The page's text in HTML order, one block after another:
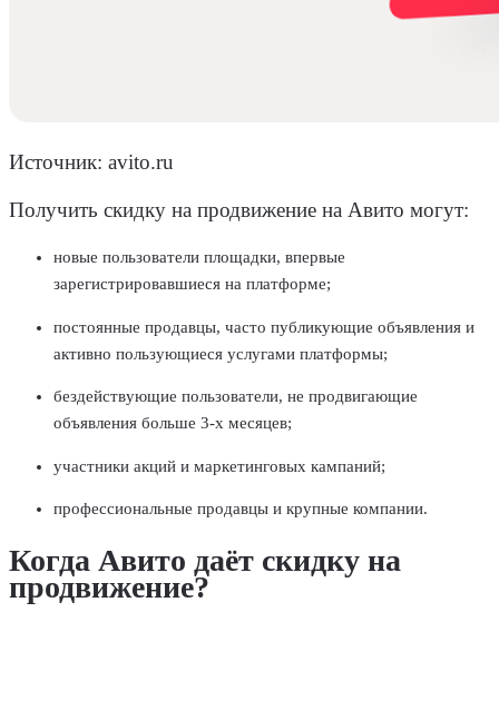
Источник: avito.ru
Получить скидку на продвижение на Авито могут:
новые пользователи площадки, впервые
зарегистрировавшиеся на платформе;
постоянные продавцы, часто публикующие объявления и
активно пользующиеся услугами платформы;
бездействующие пользователи, не продвигающие
объявления больше 3-х месяцев;
участники акций и маркетинговых кампаний;
профессиональные продавцы и крупные компании.
Когда Авито даёт скидку на
продвижение?